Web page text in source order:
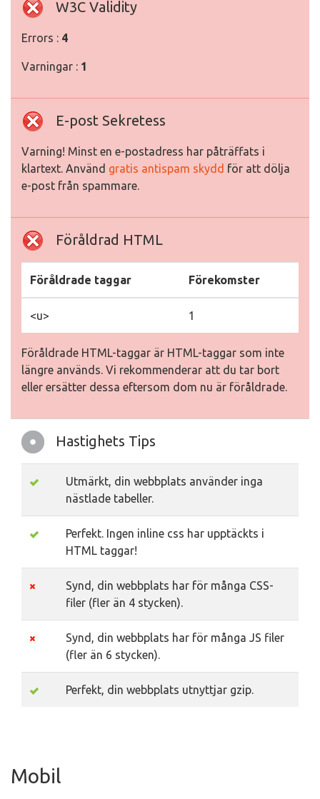
W3C Validity
Errors : 4
Varningar : 1
E-post Sekretess
Varning! Minst en e-postadress har påträffats i
klartext. Använd gratis antispam skydd för att dölja
e-post från spammare.
Föråldrad HTML
Föråldrade taggar Förekomster
<u> 1
Föråldrade HTML-taggar är HTML-taggar som inte
längre används. Vi rekommenderar att du tar bort
eller ersätter dessa eftersom dom nu är föråldrade.
Hastighets Tips
Utmärkt, din webbplats använder inga
nästlade tabeller.
Perfekt. Ingen inline css har upptäckts i
HTML taggar!
Synd, din webbplats har för många CSS-
filer (fler än 4 stycken).
Synd, din webbplats har för många JS filer
(fler än 6 stycken).
Perfekt, din webbplats utnyttjar gzip.
Mobil